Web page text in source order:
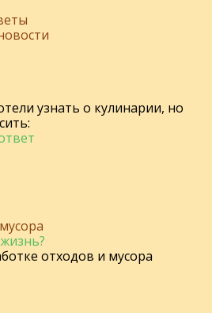
узнать о кулинарии, но
отходов и мусора